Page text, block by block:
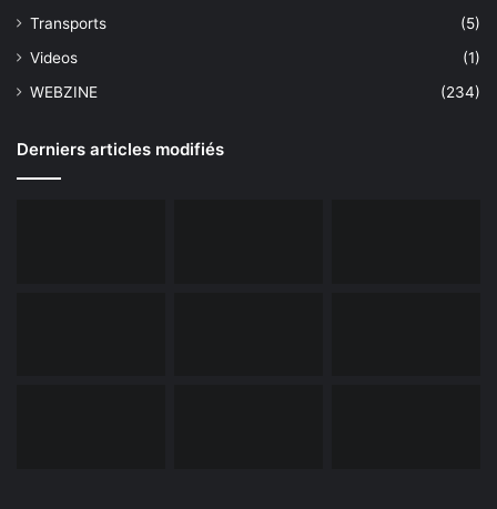
Transports
(5)
Videos
(1)
WEBZINE
(234)
Derniers articles modifiés